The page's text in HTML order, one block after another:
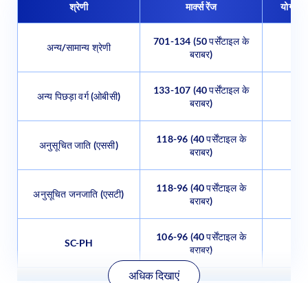
श्रेणी मार्क्स रेंज योग्य
अन्य/सामान्य श्रेणी
701-134 (50 पर्सेंटाइल के
बराबर)
अन्य पिछड़ा वर्ग (ओबीसी)
133-107 (40 पर्सेंटाइल के
बराबर)
अनुसूचित जाति (एससी)
118-96 (40 पर्सेंटाइल के
बराबर)
अनुसूचित जनजाति (एसटी)
118-96 (40 पर्सेंटाइल के
बराबर)
SC-PH
106-96 (40 पर्सेंटाइल के
बराबर)
अधिक दिखाएं